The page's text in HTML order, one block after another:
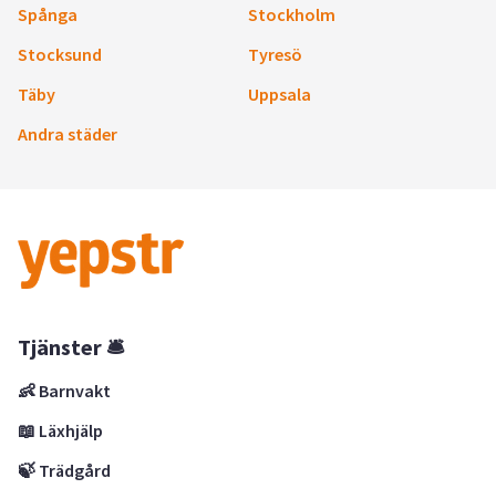
Spånga
Stockholm
Stocksund
Tyresö
Täby
Uppsala
Andra städer
Tjänster 🛎
👶 Barnvakt
📖 Läxhjälp
🍃 Trädgård